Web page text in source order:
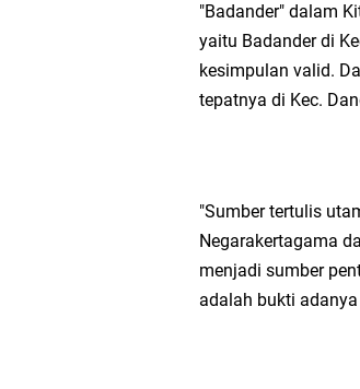
"Badander" dalam
yaitu Badander di
kesimpulan valid.
tepatnya di Kec.
"Sumber tertulis
Negarakertagama
menjadi sumber
adalah bukti